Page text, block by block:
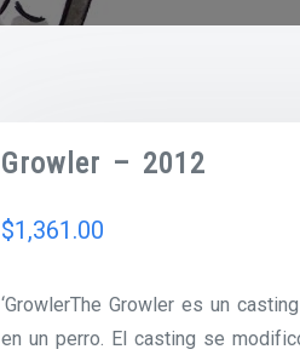
Growler – 2012
$1,361.00
‘GrowlerThe Growler es un
en un perro. El casting se